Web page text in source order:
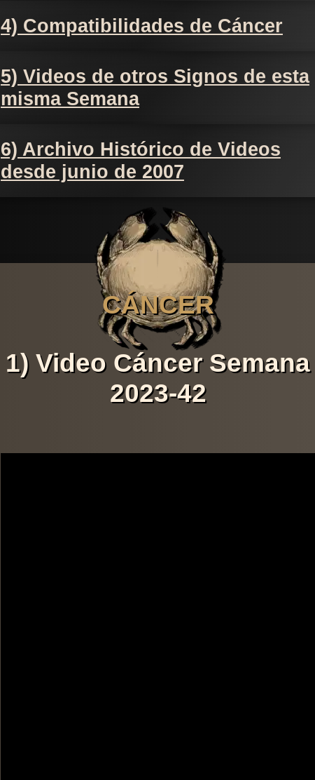
4) Compatibilidades de Cáncer
5) Videos de otros Signos de esta
misma Semana
6) Archivo Histórico de Videos
desde junio de 2007
CÁNCER
1) Video Cáncer Semana
2023-42